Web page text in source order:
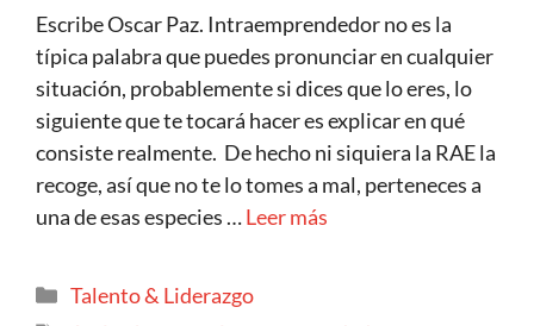
Escribe Oscar Paz. Intraemprendedor no es la
típica palabra que puedes pronunciar en cualquier
situación, probablemente si dices que lo eres, lo
siguiente que te tocará hacer es explicar en qué
consiste realmente. De hecho ni siquiera la RAE la
recoge, así que no te lo tomes a mal, perteneces a
una de esas especies …Leer más
Talento & Liderazgo